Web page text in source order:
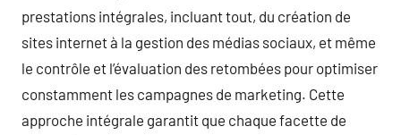
prestations intégrales, incluant tout, du création de
sites internet à la gestion des médias sociaux, et même
le contrôle et l’évaluation des retombées pour optimiser
constamment les campagnes de marketing. Cette
approche intégrale garantit que chaque facette de